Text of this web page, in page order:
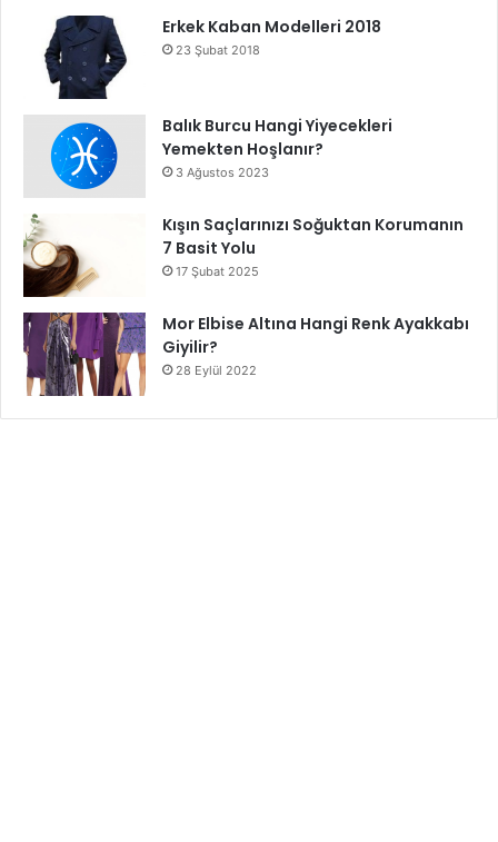
Erkek Kaban Modelleri 2018
23 Şubat 2018
Balık Burcu Hangi Yiyecekleri
Yemekten Hoşlanır?
3 Ağustos 2023
Kışın Saçlarınızı Soğuktan Korumanın
7 Basit Yolu
17 Şubat 2025
Mor Elbise Altına Hangi Renk Ayakkabı
Giyilir?
28 Eylül 2022